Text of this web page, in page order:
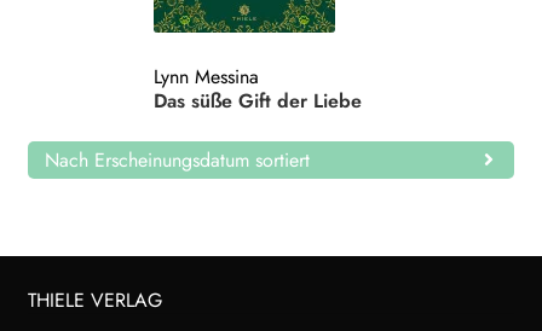
Lynn Messina
Das süße Gift der Liebe
Nach Erscheinungsdatum sortiert
THIELE VERLAG